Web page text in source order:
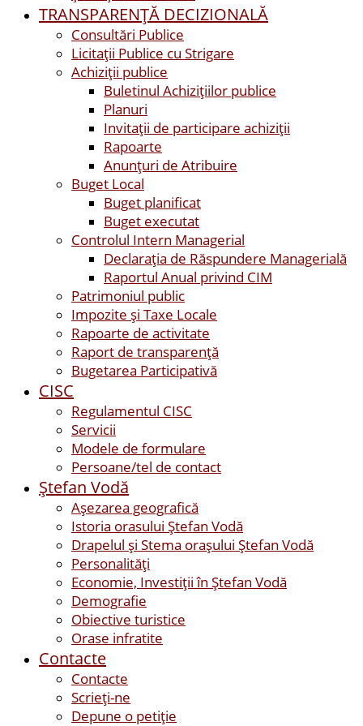
TRANSPARENȚĂ DECIZIONALĂ
Consultări Publice
Licitații Publice cu Strigare
Achiziţii publice
Buletinul Achizițiilor publice
Planuri
Invitaţii de participare achiziții
Rapoarte
Anunțuri de Atribuire
Buget Local
Buget planificat
Buget executat
Controlul Intern Managerial
Declarația de Răspundere Managerială
Raportul Anual privind CIM
Patrimoniul public
Impozite și Taxe Locale
Rapoarte de activitate
Raport de transparenţă
Bugetarea Participativă
CISC
Regulamentul CISC
Servicii
Modele de formulare
Persoane/tel de contact
Ştefan Vodă
Așezarea geografică
Istoria orasului Ştefan Vodă
Drapelul şi Stema oraşului Ştefan Vodă
Personalităţi
Economie, Investiţii în Ştefan Vodă
Demografie
Obiective turistice
Orase infratite
Contacte
Contacte
Scrieți-ne
Depune o petiție